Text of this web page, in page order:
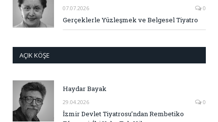
07.07.2026 0
Gerçeklerle Yüzleşmek ve Belgesel Tiyatro
AÇIK KÖŞE
Haydar Bayak
29.04.2026 0
İzmir Devlet Tiyatrosu’ndan Rembetiko